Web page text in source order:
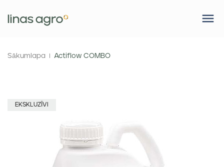
Sākumlapa Actiflow COMBO
EKSKLUZĪVI